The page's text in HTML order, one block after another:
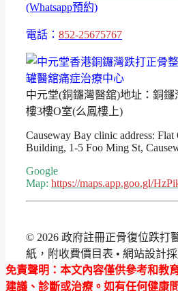
(Whatsapp預約)
電話： 852-25675767
中元堂(銅鑼灣醫舘)地址：銅鑼
樓3樓O室(么鳳樓上)
Causeway Bay clinic address: Flat
Building, 1-5 Foo Ming St,
Google
Map: https://maps.app.goo.gl/
© 2026 政府註冊正骨復位跌打
紙，附收費價目表 • 網站設計採
免責聲明 ：本文內容僅供參考和教
建議、診斷或治療。如有任何健康